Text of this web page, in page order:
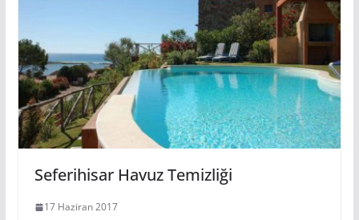
Seferihisar Havuz Temizliği
17 Haziran 2017